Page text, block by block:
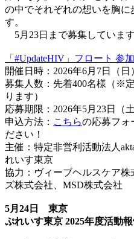
の中でそれぞれの想いを胸
す。
5月23日まで募集していま
「#UpdateHIV」フロート 参
開催日時：2026年6月7日（日
募集人数：先着400名様（※
ります）
応募期限：2026年5月23日（
申込方法： こちらの応募フォ
ださい！
主催：特定非営利活動法人
れいす東京
協力：ヴィーブヘルスケア
ズ株式会社、MSD株式会社
5月24日 東京
ぷれいす東京 2025年度活動